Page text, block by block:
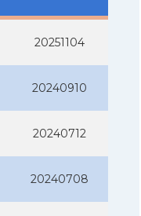
20251104
20240910
20240712
20240708